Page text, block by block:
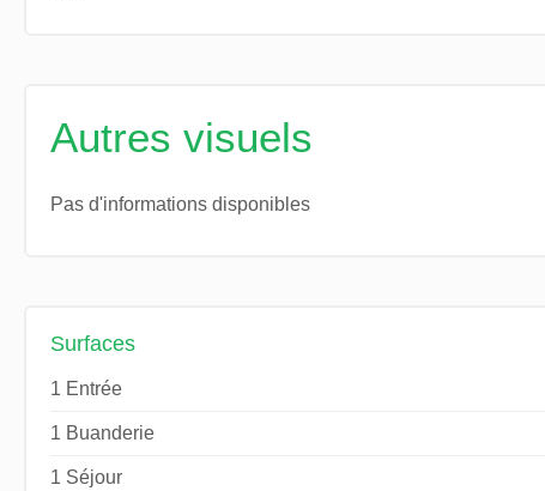
Autres visuels
Pas d'informations disponibles
Surfaces
1 Entrée
1 Buanderie
1 Séjour